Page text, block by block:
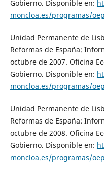
Gobierno. Disponible en:
moncloa.es/programas/
Unidad Permanente de
Reformas de España:
octubre de 2007. Oficina
Gobierno. Disponible en:
moncloa.es/programas/
Unidad Permanente de
Reformas de España:
octubre de 2008. Oficina
Gobierno. Disponible en:
moncloa.es/programas/